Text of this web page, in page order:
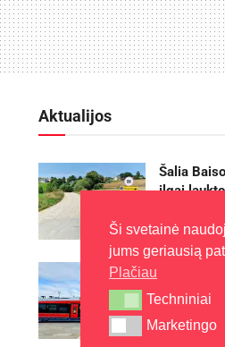
Aktualijos
Šalia
ilgai
Radviliškio
2026-08-05
Ši svetainė
jums geriausią
Plačiau
Techniniai
Techniniai
Marketingo
Marketingo